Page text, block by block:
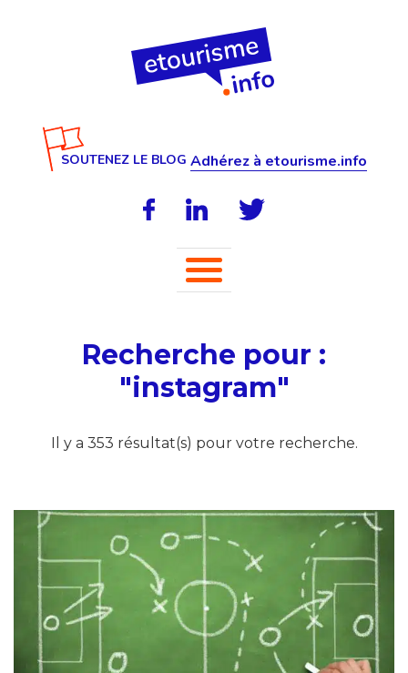
SOUTENEZ LE BLOG Adhérez à etourisme.info
Recherche pour :
"instagram"
Il y a 353 résultat(s) pour votre recherche.